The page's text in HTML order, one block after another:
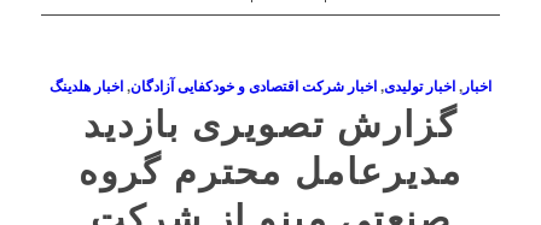
اخبار,اخبار تولیدی,اخبار شرکت اقتصادی و خودکفایی آزادگان,اخبار هلدینگ
گزارش تصویری بازدید
مدیرعامل محترم گروه